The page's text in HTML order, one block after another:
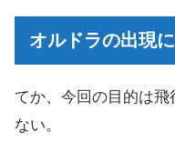
オルドラの出現
てか、今回の目的は
ない。